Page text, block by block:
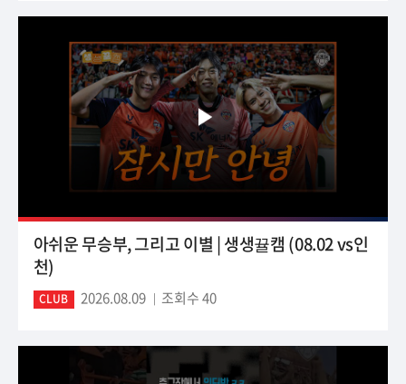
아쉬운 무승부, 그리고 이별 | 생생뀰캠 (08.02 vs인
천)
CLUB 2026.08.09 조회수 40